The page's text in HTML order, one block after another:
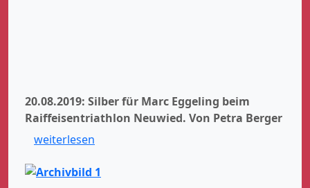
20.08.2019: Silber für Marc Eggeling beim
Raiffeisentriathlon Neuwied. Von Petra Berger
weiterlesen